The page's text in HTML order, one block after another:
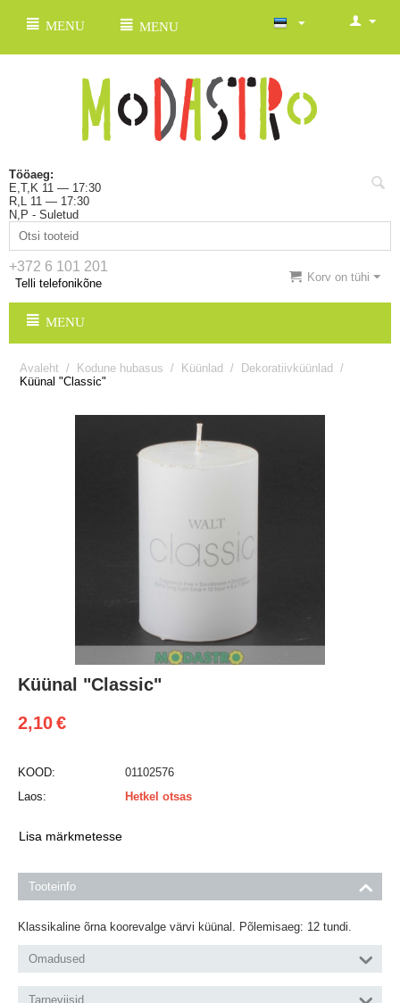
MENU MENU
Tööaeg:
E,T,K 11 — 17:30
R,L 11 — 17:30
N,P - Suletud
+372 6 101 201
Telli telefonikõne Korv on tühi
MENU
Avaleht / Kodune hubasus / Küünlad / Dekoratiivküünlad
/
Küünal "Classic"
Küünal "Classic"
2,10€
KOOD:
01102576
Laos:
Hetkel otsas
Lisa märkmetesse
Tooteinfo
Klassikaline õrna koorevalge värvi küünal. Põlemisaeg: 12 tundi.
Omadused
Tarneviisid